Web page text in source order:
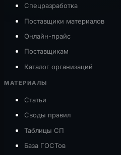
Спецразработка
Поставщики материалов
Онлайн-прайс
Поставщикам
Каталог организаций
МАТЕРИАЛЫ
Статьи
Своды правил
Таблицы СП
База ГОСТов